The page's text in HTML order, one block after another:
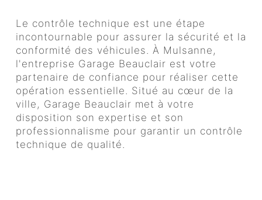
Le contrôle technique est une étape
incontournable pour assurer la sécurité et la
conformité des véhicules. À Mulsanne,
l'entreprise Garage Beauclair est votre
partenaire de confiance pour réaliser cette
opération essentielle. Situé au cœur de la
ville, Garage Beauclair met à votre
disposition son expertise et son
professionnalisme pour garantir un contrôle
technique de qualité.